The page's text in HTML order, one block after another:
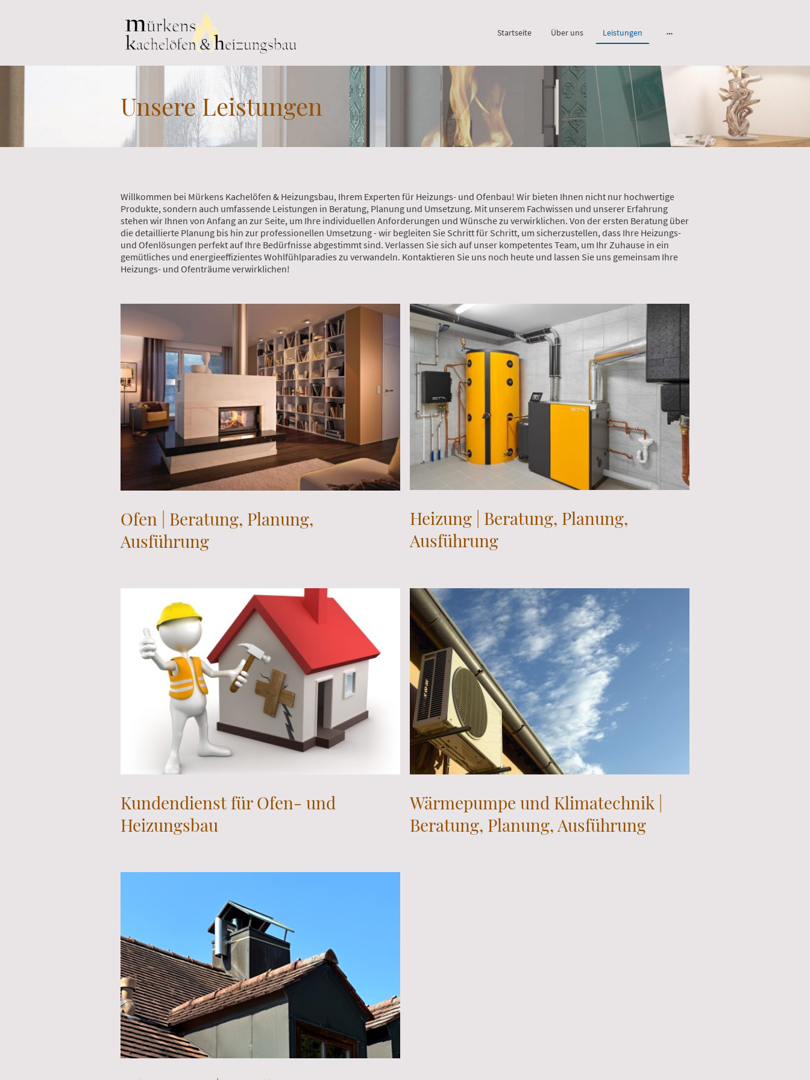
Startseite Über uns Leistungen
Unsere Leistungen
Willkommen bei Mürkens Kachelöfen & Heizungsbau, Ihrem Experten für Heizungs- und Ofenbau! Wir bieten Ihnen nicht nur hochwertige
Produkte, sondern auch umfassende Leistungen in Beratung, Planung und Umsetzung. Mit unserem Fachwissen und unserer Erfahrung
stehen wir Ihnen von Anfang an zur Seite, um Ihre individuellen Anforderungen und Wünsche zu verwirklichen. Von der ersten Beratung über
die detaillierte Planung bis hin zur professionellen Umsetzung - wir begleiten Sie Schritt für Schritt, um sicherzustellen, dass Ihre Heizungs-
und Ofenlösungen perfekt auf Ihre Bedürfnisse abgestimmt sind. Verlassen Sie sich auf unser kompetentes Team, um Ihr Zuhause in ein
gemütliches und energieeffizientes Wohlfühlparadies zu verwandeln. Kontaktieren Sie uns noch heute und lassen Sie uns gemeinsam Ihre
Heizungs- und Ofenträume verwirklichen!
Ofen | Beratung, Planung,
Ausführung
Heizung | Beratung, Planung,
Ausführung
Kundendienst für Ofen- und
Heizungsbau
Wärmepumpe und Klimatechnik |
Beratung, Planung, Ausführung